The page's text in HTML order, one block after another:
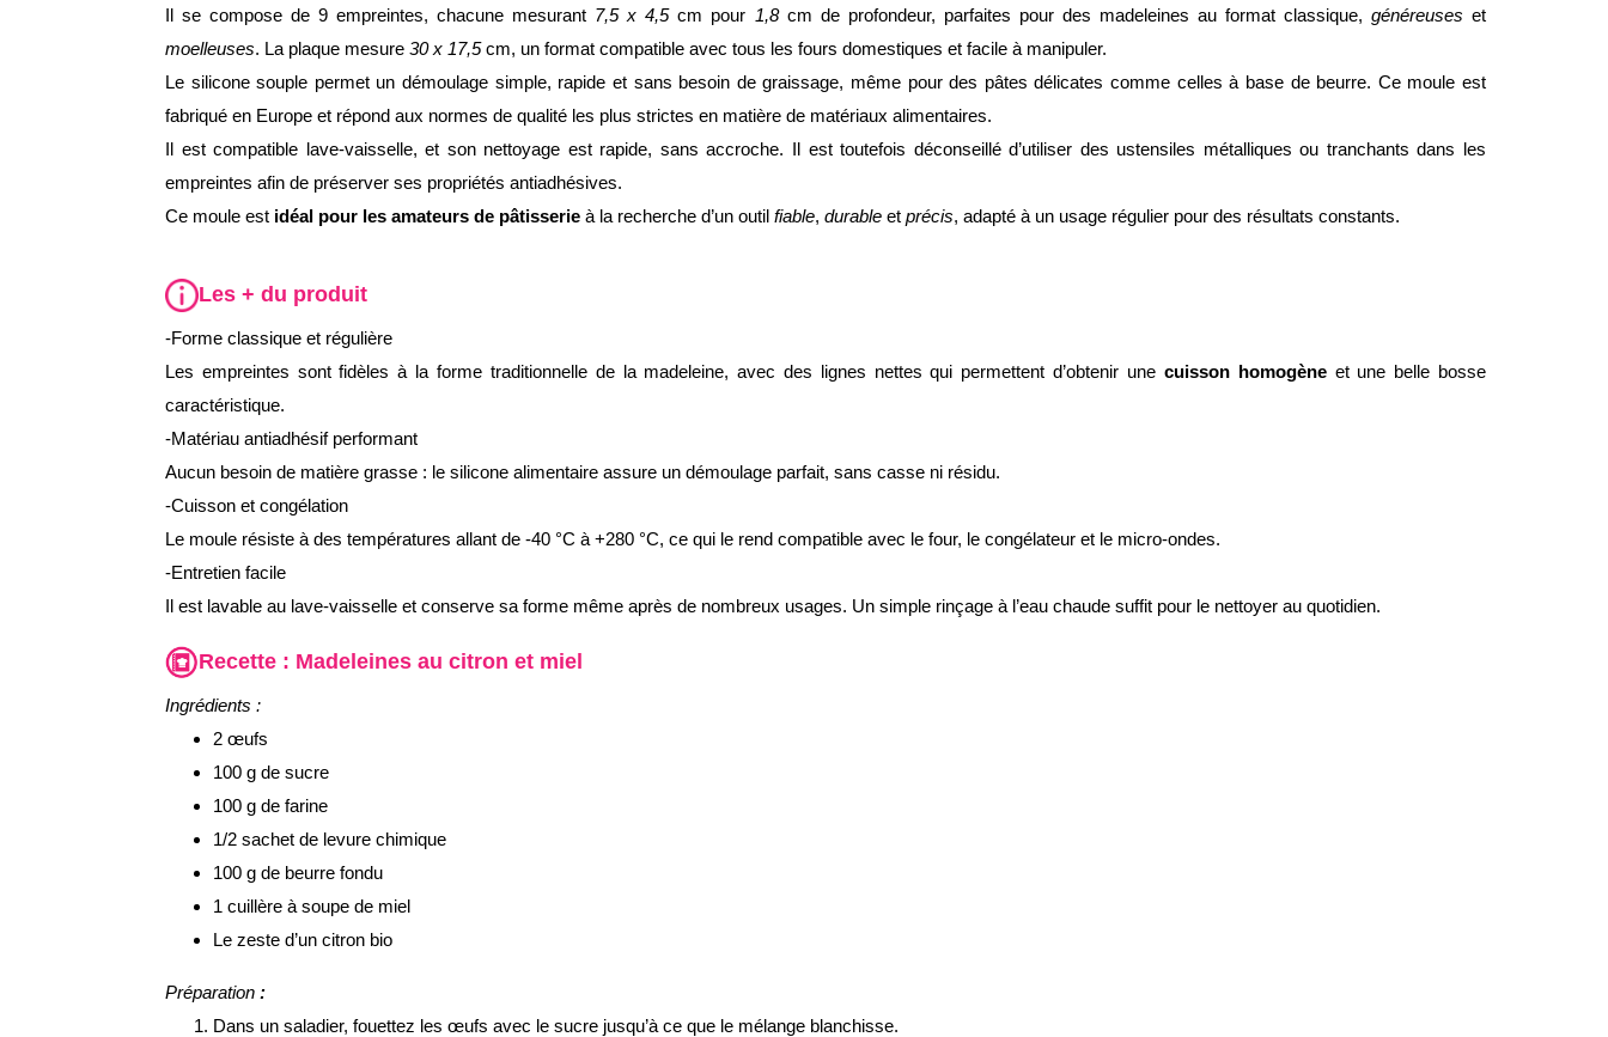
Il se compose de 9 empreintes, chacune mesurant 7,5 x 4,5cm pour 1,8cm de profondeur, parfaites pour des madeleines au format classique, généreuses et
moelleuses. La plaque mesure 30 x 17,5cm, un format compatible avec tous les fours domestiques et facile à manipuler.
Le silicone souple permet un démoulage simple, rapide et sans besoin de graissage, même pour des pâtes délicates comme celles à base de beurre. Ce moule est
fabriqué en Europe et répond aux normes de qualité les plus strictes en matière de matériaux alimentaires.
Il est compatible lave-vaisselle, et son nettoyage est rapide, sans accroche. Il est toutefois déconseillé d’utiliser des ustensiles métalliques ou tranchants dans les
empreintes afin de préserver ses propriétés antiadhésives.
Ce moule est idéal pour les amateurs de pâtisserie à la recherche d’un outil fiable, durable et précis, adapté à un usage régulier pour des résultats constants.
Les + du produit
-Forme classique et régulière
Les empreintes sont fidèles à la forme traditionnelle de la madeleine, avec des lignes nettes qui permettent d’obtenir une cuisson homogèneet une belle bosse
caractéristique.
-Matériau antiadhésif performant
Aucun besoin de matière grasse : le silicone alimentaire assure un démoulage parfait, sans casse ni résidu.
-Cuisson et congélation
Le moule résiste à des températures allant de -40 °C à +280 °C, ce qui le rend compatible avec le four, le congélateur et le micro-ondes.
-Entretien facile
Il est lavable au lave-vaisselle et conserve sa forme même après de nombreux usages. Un simple rinçage à l’eau chaude suffit pour le nettoyer au quotidien.
Recette : Madeleines au citron et miel
Ingrédients :
2 œufs
100 g de sucre
100 g de farine
1/2 sachet de levure chimique
100 g de beurre fondu
1 cuillère à soupe de miel
Le zeste d’un citron bio
Préparation :
Dans un saladier, fouettez les œufs avec le sucre jusqu’à ce que le mélange blanchisse.